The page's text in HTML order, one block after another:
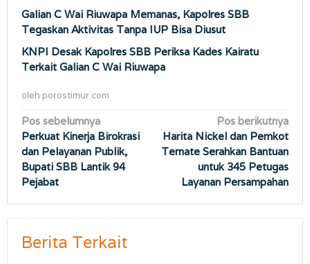
Galian C Wai Riuwapa Memanas, Kapolres SBB
Tegaskan Aktivitas Tanpa IUP Bisa Diusut
KNPI Desak Kapolres SBB Periksa Kades Kairatu
Terkait Galian C Wai Riuwapa
oleh porostimur.com
Navigasi
pos
Pos sebelumnya
Perkuat Kinerja Birokrasi
dan Pelayanan Publik,
Bupati SBB Lantik 94
Pejabat
Pos berikutnya
Harita Nickel dan Pemkot
Ternate Serahkan Bantuan
untuk 345 Petugas
Layanan Persampahan
Berita Terkait